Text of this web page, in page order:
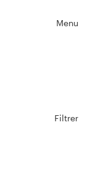
Menu
Filtrer